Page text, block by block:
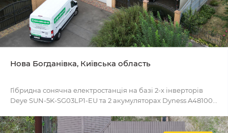
Нова Богданівка, Київська область
Гібридна сонячна електростанція на базі 2-х інверторів
Deye SUN-5K-SG03LP1-EU та 2 акумуляторах Dyness A48100...